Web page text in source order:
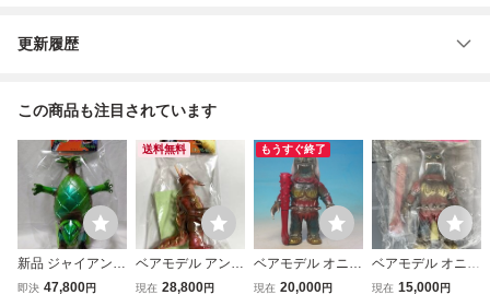
更新履歴
この商品も注目されています
新品 ジャイアント
ケンドロス ベアモ
即決 47,800円
送料無料
ベアモデル アンタ
レス ウルトラマン
現在 28,800円
もうすぐ終了
ベアモデル オニバ
ンバIZUMONSTE
現在 20,000円
ベアモデル オニバ
ンバIZUMONSTE
現在 15,000円